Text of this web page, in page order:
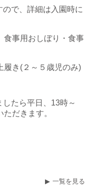
で、詳細は入園時に
食事用おしぼり・食事
履き(２～５歳児のみ)
したら平日、13時～
だきます。
一覧を見る